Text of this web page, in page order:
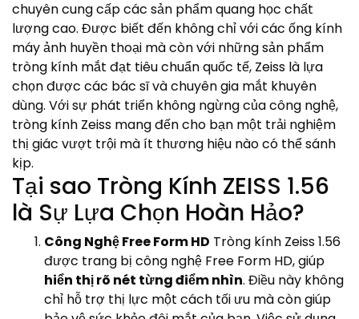
chuyên cung cấp các sản phẩm quang học chất
lượng cao. Được biết đến không chỉ với các ống kính
máy ảnh huyền thoại mà còn với những sản phẩm
tròng kính mắt đạt tiêu chuẩn quốc tế, Zeiss là lựa
chọn được các bác sĩ và chuyên gia mắt khuyên
dùng. Với sự phát triển không ngừng của công nghệ,
tròng kính Zeiss mang đến cho bạn một trải nghiệm
thị giác vượt trội mà ít thương hiệu nào có thể sánh
kịp.
Tại sao Tròng Kính ZEISS 1.56
là Sự Lựa Chọn Hoàn Hảo?
Công Nghệ Free Form HD Tròng kính Zeiss 1.56
được trang bị công nghệ Free Form HD, giúp
hiển thị rõ nét từng điểm nhìn. Điều này không
chỉ hỗ trợ thị lực một cách tối ưu mà còn giúp